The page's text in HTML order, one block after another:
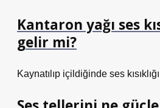
Kantaron yağı ses
gelir mi?
Kaynatılıp içildiğinde ses